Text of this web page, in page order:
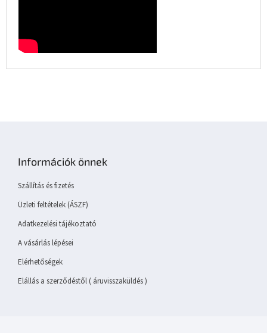
Információk önnek
Szállítás és fizetés
Üzleti feltételek (ÁSZF)
Adatkezelési tájékoztató
A vásárlás lépései
Elérhetőségek
Elállás a szerződéstől ( áruvisszaküldés )